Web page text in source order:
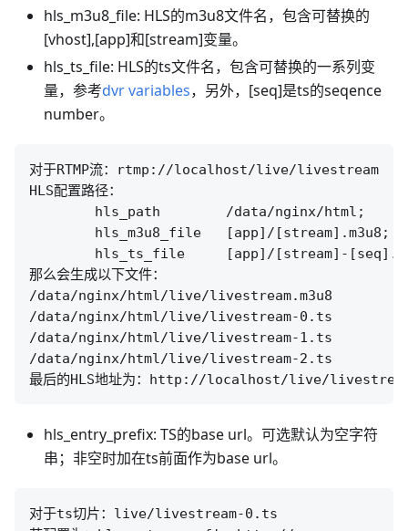
hls_m3u8_file: HLS的m3u8文件名，包含可替换的
[vhost],[app]和[stream]变量。
hls_ts_file: HLS的ts文件名，包含可替换的一系列变
量，参考dvr variables，另外，[seq]是ts的seqence
number。
对于RTMP流：rtmp://localhost/live/livestream
HLS配置路径：
        hls_path        /data/nginx/html;
        hls_m3u8_file   [app]/[stream].m3u8;
hls_ts_file     [app]/[stream]-
那么会生成以下文件：
/data/nginx/html/live/livestream.m3u8
/data/nginx/html/live/livestream-0.ts
/data/nginx/html/live/livestream-1.ts
/data/nginx/html/live/livestream-2.ts
hls_entry_prefix: TS的base url。可选默认为空字符
串；非空时加在ts前面作为base url。
对于ts切片：live/livestream-0.ts